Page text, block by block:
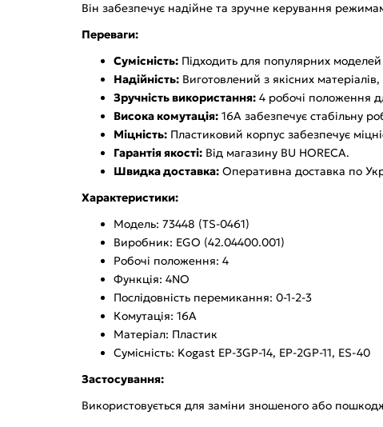
Він забезпечує надійне та зручне керування
Переваги:
Сумісність: Підходить для популярних
Надійність: Виготовлений з якісних
Зручність використання: 4 робочі положення
Висока комутація: 16А забезпечує стабільну
Міцність: Пластиковий корпус забезпечує
Гарантія якості: Від магазину BU HORECA.
Швидка доставка: Оперативна доставка по
Характеристики:
Модель: 73448 (TS-0461)
Виробник: EGO (42.04400.001)
Робочі положення: 4
Функція: 4NO
Послідовність перемикання: 0-1-2-3
Комутація: 16А
Матеріал: Пластик
Сумісність: Kogast EP-3GP-14, EP-2GP-11, ES-40
Застосування:
Використовується для заміни зношеного або